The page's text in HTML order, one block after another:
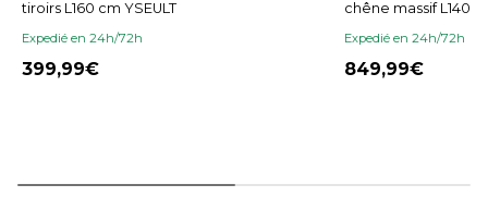
tiroirs L160 cm YSEULT
Expedié en 24h/72h
399,99
chêne massif L140
Expedié en 24h/72h
849,99